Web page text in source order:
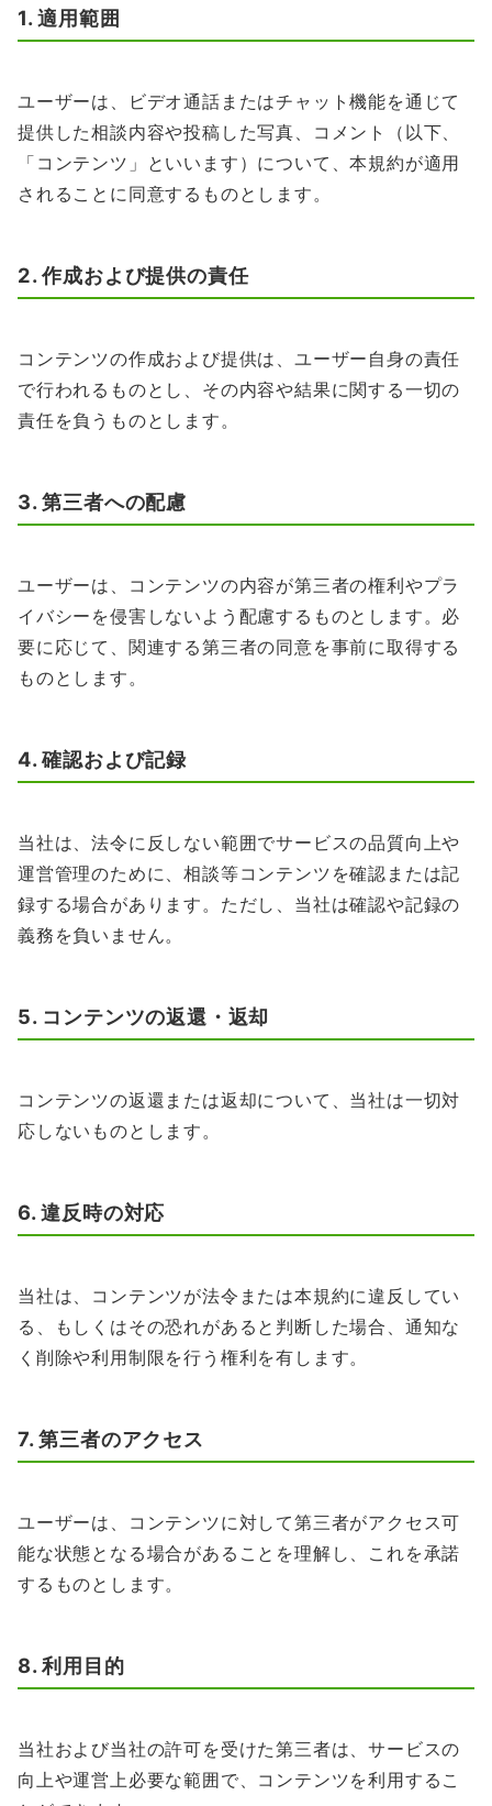
1. 適用範囲
ユーザーは、ビデオ通話またはチャット機能を通じて
提供した相談内容や投稿した写真、コメント（以下、
「コンテンツ」といいます）について、本規約が適用
されることに同意するものとします。
2. 作成および提供の責任
コンテンツの作成および提供は、ユーザー自身の責任
で行われるものとし、その内容や結果に関する一切の
責任を負うものとします。
3. 第三者への配慮
ユーザーは、コンテンツの内容が第三者の権利やプラ
イバシーを侵害しないよう配慮するものとします。必
要に応じて、関連する第三者の同意を事前に取得する
ものとします。
4. 確認および記録
当社は、法令に反しない範囲でサービスの品質向上や
運営管理のために、相談等コンテンツを確認または記
録する場合があります。ただし、当社は確認や記録の
義務を負いません。
5. コンテンツの返還・返却
コンテンツの返還または返却について、当社は一切対
応しないものとします。
6. 違反時の対応
当社は、コンテンツが法令または本規約に違反してい
る、もしくはその恐れがあると判断した場合、通知な
く削除や利用制限を行う権利を有します。
7. 第三者のアクセス
ユーザーは、コンテンツに対して第三者がアクセス可
能な状態となる場合があることを理解し、これを承諾
するものとします。
8. 利用目的
当社および当社の許可を受けた第三者は、サービスの
向上や運営上必要な範囲で、コンテンツを利用するこ